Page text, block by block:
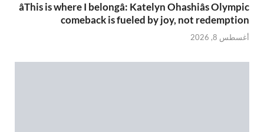
âThis is where I belongâ: Katelyn Ohashiâs Olympic
comeback is fueled by joy, not redemption
أغسطس 8, 2026